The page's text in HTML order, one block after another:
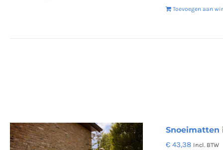
Toevoegen aan
Snoeimatten
€ 43,38 Incl. BTW